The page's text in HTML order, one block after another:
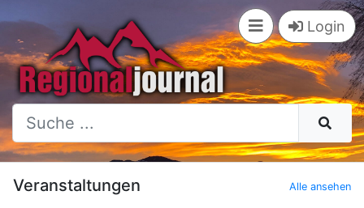
Login
×
Veranstaltungen Alle ansehen